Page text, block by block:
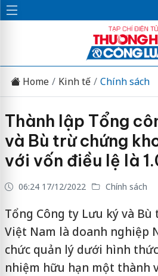
Home Kinh tế Chính sách
Thành lập Tổng
và Bù trừ chứng
với vốn điều lệ là
06:24 17/12/2022 Chính sách
Tổng Công ty Lưu ký và
Việt Nam là doanh nghiệp
chức quản lý dưới hình
nhiệm hữu hạn một thành